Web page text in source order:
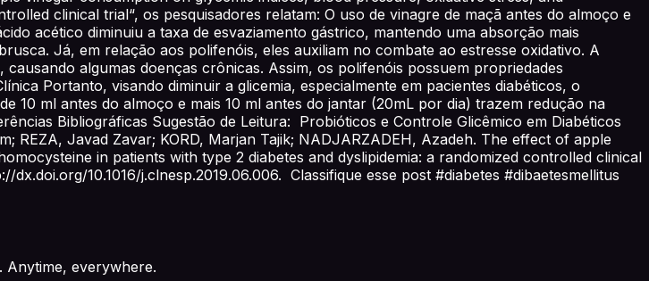
clinical trial“, os pesquisadores relatam: O uso de vinagre de maçã antes do almoço e
acético diminuiu a taxa de esvaziamento gástrico, mantendo uma absorção mais
Já, em relação aos polifenóis, eles auxiliam no combate ao estresse oxidativo. A
algumas doenças crônicas. Assim, os polifenóis possuem propriedades
Portanto, visando diminuir a glicemia, especialmente em pacientes diabéticos, o
10 ml antes do almoço e mais 10 ml antes do jantar (20mL por dia) trazem redução na
Bibliográficas Sugestão de Leitura: Probióticos e Controle Glicêmico em Diabéticos
REZA, Javad Zavar; KORD, Marjan Tajik; NADJARZADEH, Azadeh. The effect of apple
in patients with type 2 diabetes and dyslipidemia: a randomized controlled clinical
10.1016/j.clnesp.2019.06.006. Classifique esse post #diabetes #dibaetesmellitus
Anytime, everywhere.